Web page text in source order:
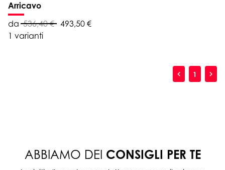
Arricavo
da 536,40 € 493,50 €
1 varianti
1
ABBIAMO DEI CONSIGLI PER TE